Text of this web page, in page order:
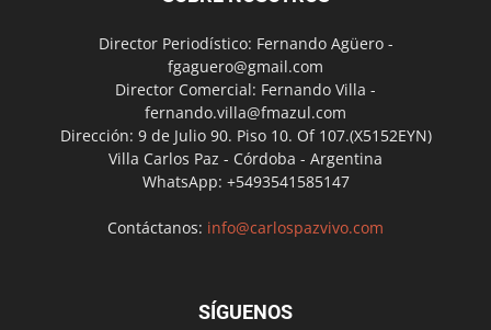
Director Periodístico: Fernando Agüero -
fgaguero@gmail.com
Director Comercial: Fernando Villa -
fernando.villa@fmazul.com
Dirección: 9 de Julio 90. Piso 10. Of 107.(X5152EYN)
Villa Carlos Paz - Córdoba - Argentina
WhatsApp: +5493541585147
Contáctanos: info@carlospazvivo.com
SÍGUENOS